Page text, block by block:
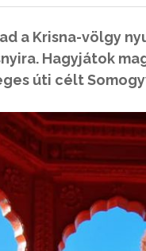
a Krisna-völgy
Hagyjátok
úti célt